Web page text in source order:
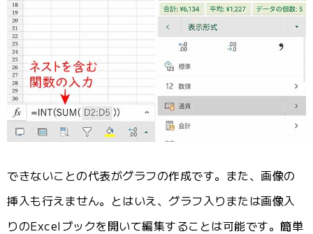
できないことの代表がグラフの作成です。また、画像の
挿入も行えません。とはいえ、グラフ入りまたは画像入
りのExcelブックを開いて編集することは可能です。簡単